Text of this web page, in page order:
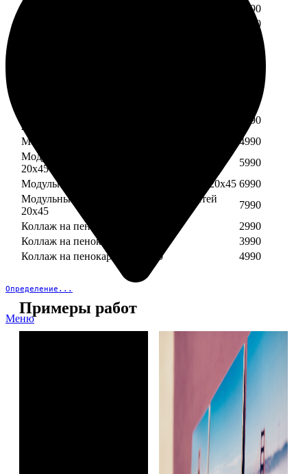
Определение...
Меню
1590
2390
2990
20х45
3990
Модульный пенокартон из пяти частей 20х45
4990
Модульный пенокартон из шести частей
20х45
5990
Модульный пенокартон из семи частей 20х45 6990
Модульный пенокартон из восьми частей
20х45
7990
Коллаж на пенокартоне 30х30
2990
Коллаж на пенокартоне 30х60
3990
Коллаж на пенокартоне 30х90
4990
Примеры работ